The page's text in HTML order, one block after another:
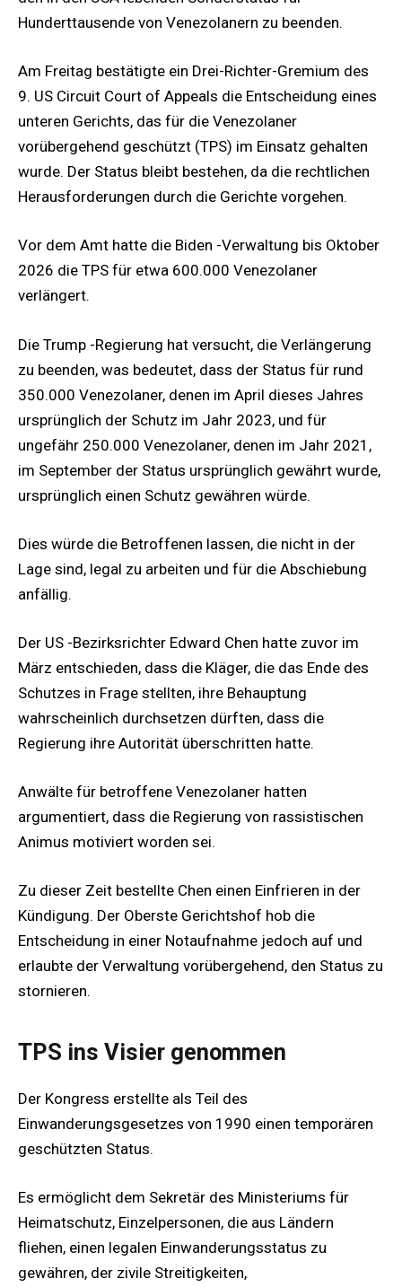
Hunderttausende von Venezolanern zu beenden.
Am Freitag bestätigte ein Drei-Richter-Gremium des
9. US Circuit Court of Appeals die Entscheidung eines
unteren Gerichts, das für die Venezolaner
vorübergehend geschützt (TPS) im Einsatz gehalten
wurde. Der Status bleibt bestehen, da die rechtlichen
Herausforderungen durch die Gerichte vorgehen.
Vor dem Amt hatte die Biden -Verwaltung bis Oktober
2026 die TPS für etwa 600.000 Venezolaner
verlängert.
Die Trump -Regierung hat versucht, die Verlängerung
zu beenden, was bedeutet, dass der Status für rund
350.000 Venezolaner, denen im April dieses Jahres
ursprünglich der Schutz im Jahr 2023, und für
ungefähr 250.000 Venezolaner, denen im Jahr 2021,
im September der Status ursprünglich gewährt wurde,
ursprünglich einen Schutz gewähren würde.
Dies würde die Betroffenen lassen, die nicht in der
Lage sind, legal zu arbeiten und für die Abschiebung
anfällig.
Der US -Bezirksrichter Edward Chen hatte zuvor im
März entschieden, dass die Kläger, die das Ende des
Schutzes in Frage stellten, ihre Behauptung
wahrscheinlich durchsetzen dürften, dass die
Regierung ihre Autorität überschritten hatte.
Anwälte für betroffene Venezolaner hatten
argumentiert, dass die Regierung von rassistischen
Animus motiviert worden sei.
Zu dieser Zeit bestellte Chen einen Einfrieren in der
Kündigung. Der Oberste Gerichtshof hob die
Entscheidung in einer Notaufnahme jedoch auf und
erlaubte der Verwaltung vorübergehend, den Status zu
stornieren.
TPS ins Visier genommen
Der Kongress erstellte als Teil des
Einwanderungsgesetzes von 1990 einen temporären
geschützten Status.
Es ermöglicht dem Sekretär des Ministeriums für
Heimatschutz, Einzelpersonen, die aus Ländern
fliehen, einen legalen Einwanderungsstatus zu
gewähren, der zivile Streitigkeiten,